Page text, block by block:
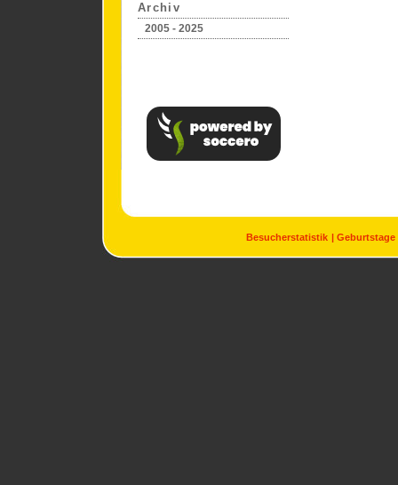
Archiv
2005 - 2025
Besucherstatistik Geburtstage